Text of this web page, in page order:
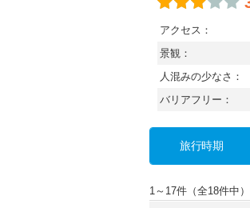
アクセス：
景観：
人混みの少なさ：
バリアフリー：
旅行時期
1～17件（全18件中）